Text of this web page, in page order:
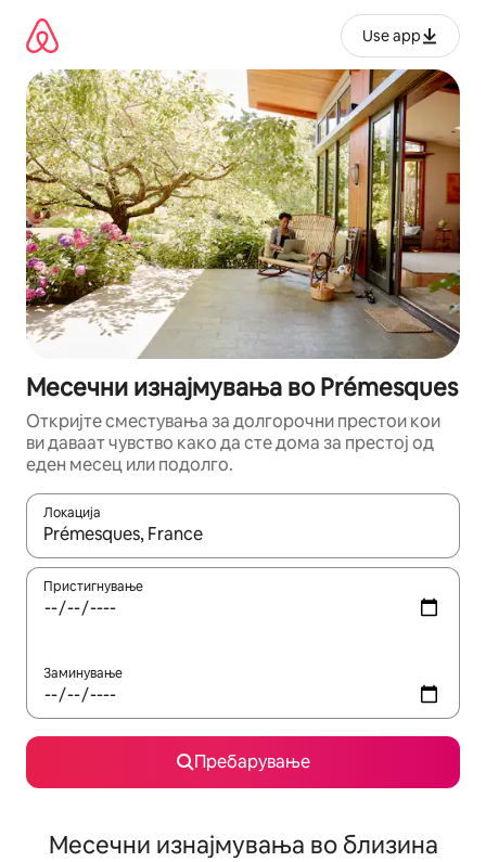
содржина
Use app
Месечни изнајмувања во Prémesques
Откријте сместувања за долгорочни престои кои
ви даваат чувство како да сте дома за престој од
еден месец или подолго.
Локација
Кога резултатите се достапни, движете се со копчињата
Пристигнување
Заминување
Пребарување
Месечни изнајмувања во близина